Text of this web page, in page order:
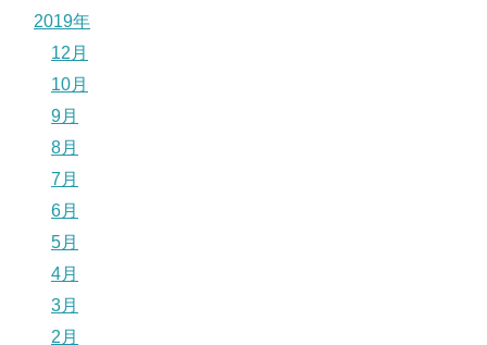
2019年
12月
10月
9月
8月
7月
6月
5月
4月
3月
2月